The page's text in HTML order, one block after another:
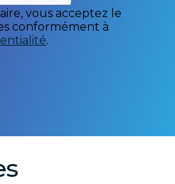
vous acceptez le
conformément à
.